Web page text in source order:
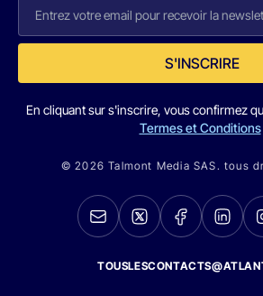
S'INSCRIRE
En cliquant sur s'inscrire, vous confirmez
Termes et Conditions
© 2026 Talmont Media SAS. tous